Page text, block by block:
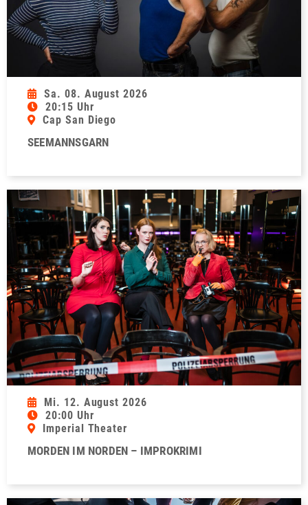
Sa. 08. August 2026
20:15 Uhr
Cap San Diego
SEEMANNSGARN
Mi. 12. August 2026
20:00 Uhr
Imperial Theater
MORDEN IM NORDEN – IMPROKRIMI